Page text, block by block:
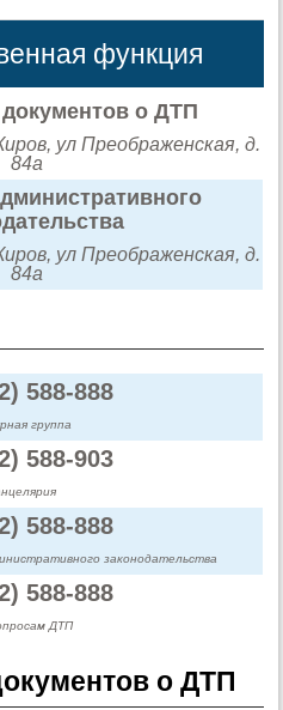
функция
о ДТП
ул Преображенская, д.
84а
ул Преображенская, д.
84а
588-888
группа
588-903
588-888
законодательства
588-888
ДТП
о ДТП